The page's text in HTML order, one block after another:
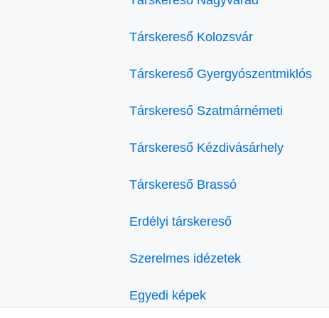
Társkereső Kolozsvár
Társkereső Gyergyószentmiklós
Társkereső Szatmárnémeti
Társkereső Kézdivásárhely
Társkereső Brassó
Erdélyi társkereső
Szerelmes idézetek
Egyedi képek